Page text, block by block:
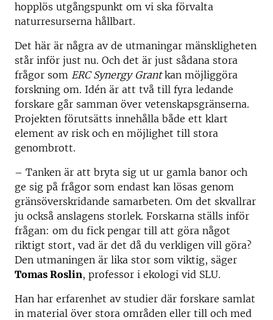
hopplös utgångspunkt om vi ska förvalta
naturresurserna hållbart.
Det här är några av de utmaningar mänskligheten
står inför just nu. Och det är just sådana stora
frågor som ERC Synergy Grantkan möjliggöra
forskning om. Idén är att två till fyra ledande
forskare går samman över vetenskapsgränserna.
Projekten förutsätts innehålla både ett klart
element av risk och en möjlighet till stora
genombrott.
– Tanken är att bryta sig ut ur gamla banor och
ge sig på frågor som endast kan lösas genom
gränsöverskridande samarbeten. Om det skvallrar
ju också anslagens storlek. Forskarna ställs inför
frågan: om du fick pengar till att göra något
riktigt stort, vad är det då du verkligen vill göra?
Den utmaningen är lika stor som viktig, säger
Tomas Roslin, professor i ekologi vid SLU.
Han har erfarenhet av studier där forskare samlat
in material över stora områden eller till och med